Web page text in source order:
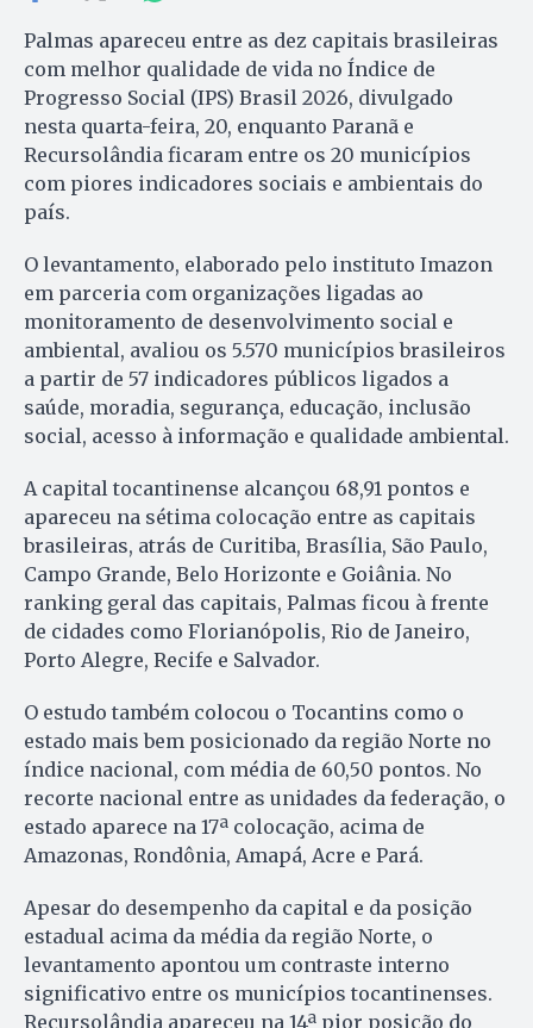
Palmas apareceu entre as dez capitais brasileiras
com melhor qualidade de vida no Índice de
Progresso Social (IPS) Brasil 2026, divulgado
nesta quarta-feira, 20, enquanto Paranã e
Recursolândia ficaram entre os 20 municípios
com piores indicadores sociais e ambientais do
país.
O levantamento, elaborado pelo instituto Imazon
em parceria com organizações ligadas ao
monitoramento de desenvolvimento social e
ambiental, avaliou os 5.570 municípios brasileiros
a partir de 57 indicadores públicos ligados a
saúde, moradia, segurança, educação, inclusão
social, acesso à informação e qualidade ambiental.
A capital tocantinense alcançou 68,91 pontos e
apareceu na sétima colocação entre as capitais
brasileiras, atrás de Curitiba, Brasília, São Paulo,
Campo Grande, Belo Horizonte e Goiânia. No
ranking geral das capitais, Palmas ficou à frente
de cidades como Florianópolis, Rio de Janeiro,
Porto Alegre, Recife e Salvador.
O estudo também colocou o Tocantins como o
estado mais bem posicionado da região Norte no
índice nacional, com média de 60,50 pontos. No
recorte nacional entre as unidades da federação, o
estado aparece na 17ª colocação, acima de
Amazonas, Rondônia, Amapá, Acre e Pará.
Apesar do desempenho da capital e da posição
estadual acima da média da região Norte, o
levantamento apontou um contraste interno
significativo entre os municípios tocantinenses.
Recursolândia apareceu na 14ª pior posição do